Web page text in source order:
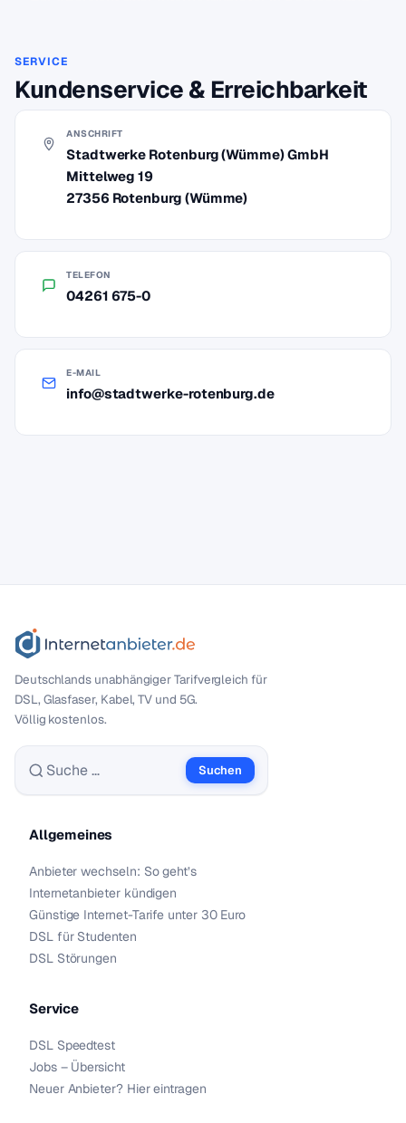
SERVICE
Kundenservice & Erreichbarkeit
ANSCHRIFT
Stadtwerke Rotenburg (Wümme) GmbH
Mittelweg 19
27356 Rotenburg (Wümme)
TELEFON
04261 675-0
E-MAIL
info@stadtwerke-rotenburg.de
Deutschlands unabhängiger Tarif­vergleich für
DSL, Glasfaser, Kabel, TV und 5G.
Völlig kostenlos.
Suche nach:
Suchen
Allgemeines
Anbieter wechseln: So geht’s
Internetanbieter kündigen
Günstige Internet-Tarife unter 30 Euro
DSL für Studenten
DSL Störungen
Service
DSL Speedtest
Jobs – Übersicht
Neuer Anbieter? Hier eintragen